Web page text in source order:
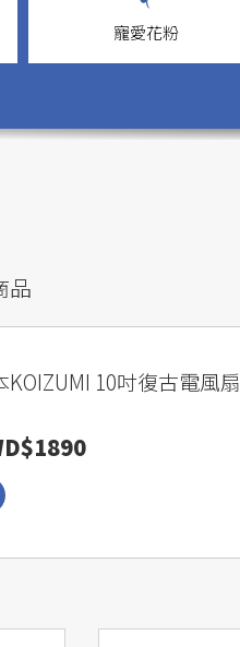
寵愛花粉
品
KOIZUMI 10吋復古電風扇